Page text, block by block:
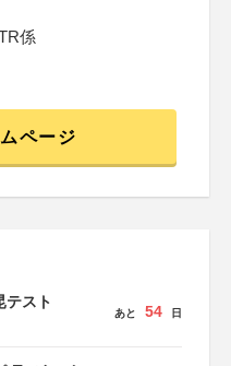
係
ページ
スト
あと 54 日